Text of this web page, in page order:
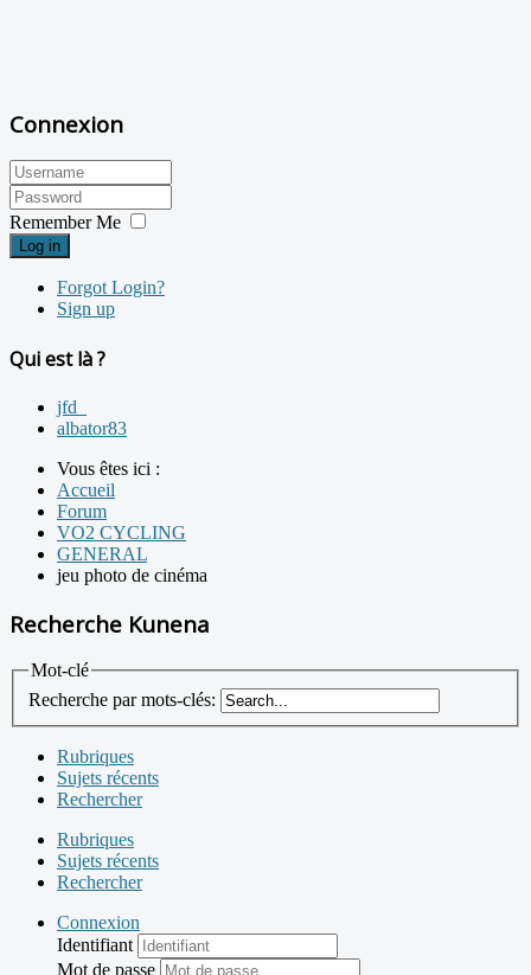
Connexion
Remember Me
Log in
Forgot Login?
Sign up
Qui est là ?
jfd_
albator83
Vous êtes ici :
Accueil
Forum
VO2 CYCLING
GENERAL
jeu photo de cinéma
Recherche Kunena
Mot-clé
Recherche par mots-clés:
Rubriques
Sujets récents
Rechercher
Rubriques
Sujets récents
Rechercher
Connexion
Identifiant
Mot de passe